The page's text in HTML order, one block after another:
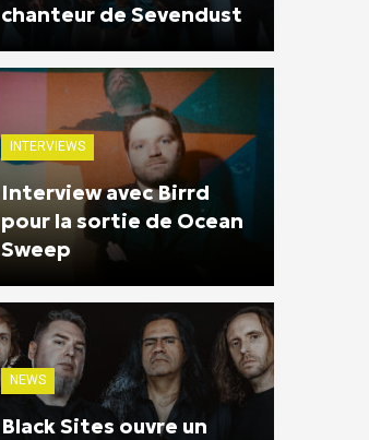
chanteur de Sevendust
INTERVIEWS
Interview avec Birrd
pour la sortie de Ocean
Sweep
NEWS
Black Sites ouvre un